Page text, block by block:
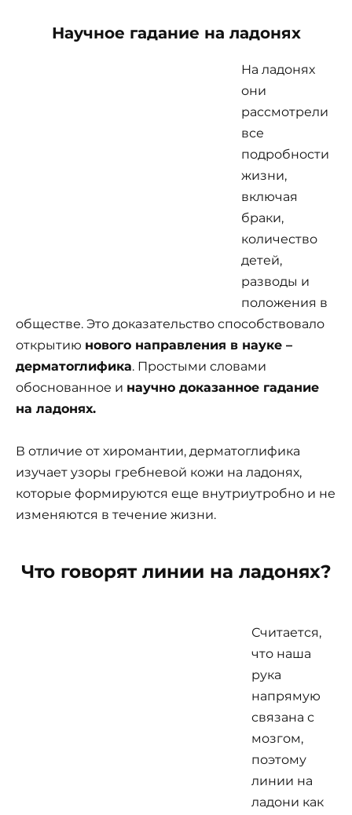
Научное гадание на ладонях
На ладонях
они
рассмотрели
все
подробности
жизни,
включая
браки,
количество
детей,
разводы и
положения в
обществе. Это доказательство способствовало
открытию нового направления в науке –
дерматоглифика. Простыми словами
обоснованное и научно доказанное гадание
на ладонях.
В отличие от хиромантии, дерматоглифика
изучает узоры гребневой кожи на ладонях,
которые формируются еще внутриутробно и не
изменяются в течение жизни.
Что говорят линии на ладонях?
Считается,
что наша
рука
напрямую
связана с
мозгом,
поэтому
линии на
ладони как